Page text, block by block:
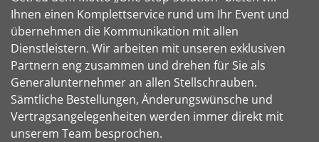
Ihnen einen Komplettservice rund um Ihr Event und
übernehmen die Kommunikation mit allen
Dienstleistern. Wir arbeiten mit unseren exklusiven
Partnern eng zusammen und drehen für Sie als
Generalunternehmer an allen Stellschrauben.
Sämtliche Bestellungen, Änderungswünsche und
Vertragsangelegenheiten werden immer direkt mit
unserem Team besprochen.